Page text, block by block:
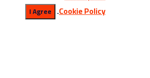
Cookie Policy
.
I Agree